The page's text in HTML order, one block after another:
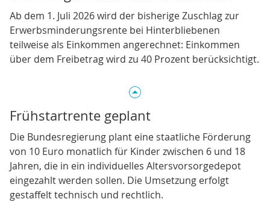
Ab dem 1. Juli 2026 wird der bisherige Zuschlag zur
Erwerbsminderungsrente bei Hinterbliebenen
teilweise als Einkommen angerechnet: Einkommen
über dem Freibetrag wird zu 40 Prozent berücksichtigt.
Frühstartrente geplant
Die Bundesregierung plant eine staatliche Förderung
von 10 Euro monatlich für Kinder zwischen 6 und 18
Jahren, die in ein individuelles Altersvorsorgedepot
eingezahlt werden sollen. Die Umsetzung erfolgt
gestaffelt technisch und rechtlich.